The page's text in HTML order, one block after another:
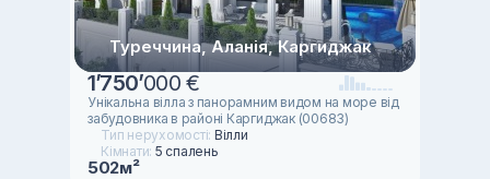
Туреччина, Аланія, Каргиджак
1’750’000 €
Унікальна вілла з панорамним видом на море від
забудовника в районі Каргиджак (00683)
Тип нерухомості: Вілли
Кімнати: 5 спалень
502м²